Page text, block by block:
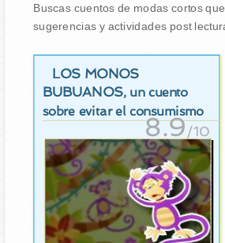
Buscas cuentos de modas cortos
sugerencias y actividades post
LOS MONOS
BUBUANOS, un cuento
sobre evitar el consumismo
8.9/10